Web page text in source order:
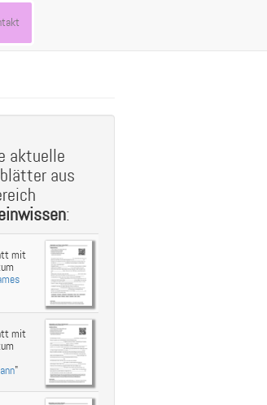
aktuelle
aus
:
mit
mit
"